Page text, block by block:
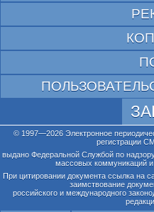
© 1997—2026 Электронное
регистрации
выдано Федеральной Службой по
массовых коммуникаций и
При цитировании документа ссылка на
заимствование
российского и международного